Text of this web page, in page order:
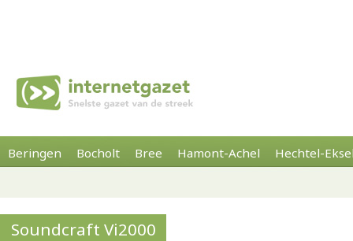
Beringen Bocholt Bree Hamont-Achel Hechtel-
Soundcraft Vi2000